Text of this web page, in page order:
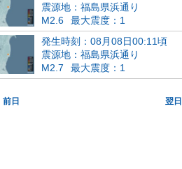
震源地：福島県浜通り
M2.6
最大震度：1
発生時刻：08月08日00:11頃
震源地：福島県浜通り
M2.7
最大震度：1
前日 翌日